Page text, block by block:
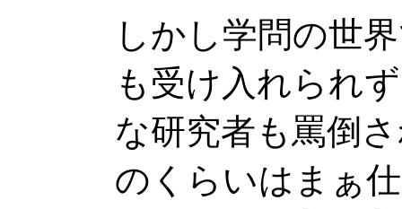
しかし学問の世
も受け入れられ
な研究者も罵倒
のくらいはまぁ